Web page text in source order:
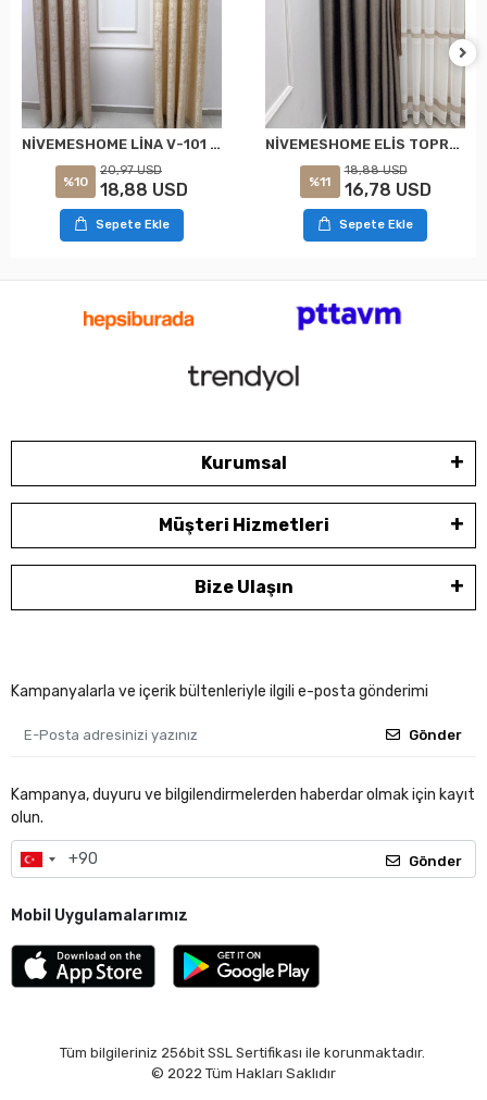
NİVEMESHOME LİNA V-101 KREM 1/3 PİLELİ FON PERDE
%10
20,97 USD
18,88 USD
Sepete Ekle
NİVEMESHOME ELİS TOPRAK FON PERDE 1/3 SIK PİLELİ PERDE APM
%11
18,88 USD
16,78 USD
Sepete Ekle
Kurumsal
Müşteri Hizmetleri
Bize Ulaşın
Kampanyalarla ve içerik bültenleriyle ilgili e-posta gönderimi
Gönder
Kampanya, duyuru ve bilgilendirmelerden haberdar olmak için kayıt
olun.
Gönder
Mobil Uygulamalarımız
Tüm bilgileriniz 256bit SSL Sertifikası ile korunmaktadır.
© 2022 Tüm Hakları Saklıdır